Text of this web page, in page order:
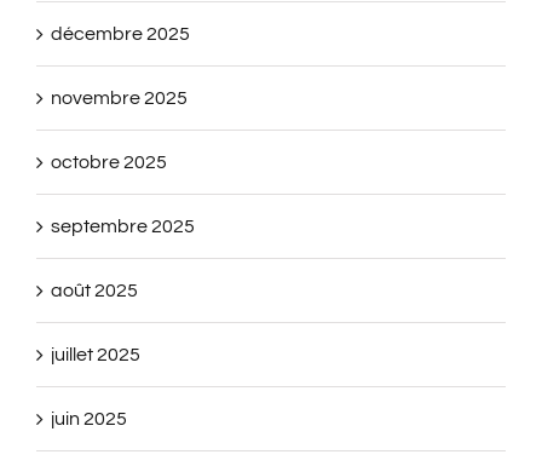
décembre 2025
novembre 2025
octobre 2025
septembre 2025
août 2025
juillet 2025
juin 2025